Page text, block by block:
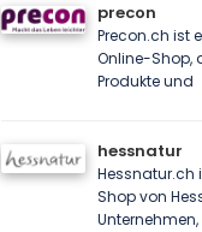
precon
Precon.ch ist
Online-Shop,
Produkte und
hessnatur
Hessnatur.ch
Shop von